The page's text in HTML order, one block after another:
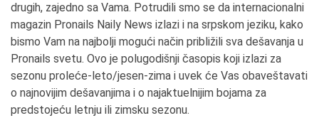
drugih, zajedno sa Vama. Potrudili smo se da internacionalni
magazin Pronails Naily News izlazi i na srpskom jeziku, kako
bismo Vam na najbolji mogući način približili sva dešavanja u
Pronails svetu. Ovo je polugodišnji časopis koji izlazi za
sezonu proleće-leto/jesen-zima i uvek će Vas obaveštavati
o najnovijim dešavanjima i o najaktuelnijim bojama za
predstojeću letnju ili zimsku sezonu.